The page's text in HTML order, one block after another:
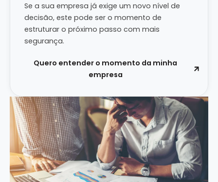
Se a sua empresa já exige um novo nível de
decisão, este pode ser o momento de
estruturar o próximo passo com mais
segurança.
Quero entender o momento da minha
empresa